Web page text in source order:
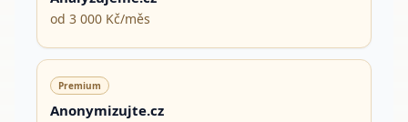
od 3 000 Kč/měs
Premium
Anonymizujte.cz